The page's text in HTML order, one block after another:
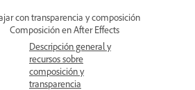
con transparencia y composición
Composición en After Effects
Descripción general y
recursos sobre
composición y
transparencia